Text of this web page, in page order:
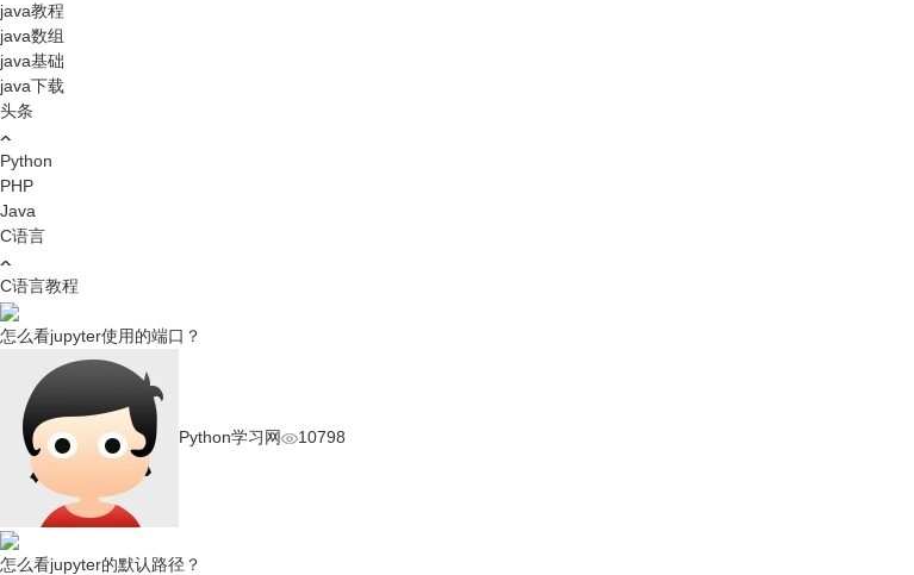
java教程
java数组
java基础
java下载
头条
Python
PHP
Java
C语言
C语言教程
怎么看jupyter使用的端口？
Python学习网 10798
怎么看jupyter的默认路径？